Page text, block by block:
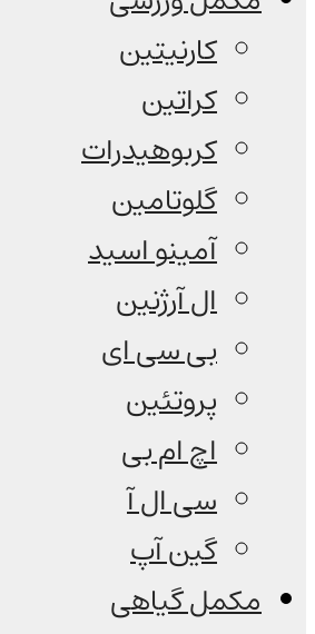
کارنیتین
کراتین
کربوهیدرات
گلوتامین
آمینو اسید
ال آرژنین
بی سی ای
پروتئین
اچ ام بی
سی ال آ
گین آپ
مکمل گیاهی